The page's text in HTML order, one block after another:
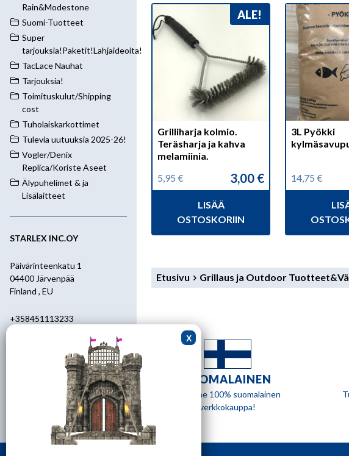
Rain&Modestone
Suomi-Tuotteet
Super
tarjouksia!Paketit!Lahjaideoita!
TacLace Nauhat
Tarjouksia!
Toimituskulut/Shipping
cost
Tuholaiskarkottimet
Tulevia uutuuksia 2025-26!
Vogler/Denix
Replica/Koriste Aseet
Älypuhelimet & ja
Lisälaitteet
STARLEX INC.OY
Päivärinteenkatu 1
04400 Järvenpää
Finland , EU
+358451113233
starlex@kolumbus.fi
Asiakaspalvelu
ark.klo 08.30-17.00
ALE!
Grilliharja kolmio.
Teräsharja ja kahva
melamiinia.
5,95 €
Alkuperäinen
5,95 €.
3,00 €
Nykyinen
3,00 €.
LISÄÄ
OSTOSKORIIN
3L Pyökki
14,75€
14,75 €.
Nykyinen
12,95 €.
Etusivu Grillaus ja Outdoor
SUOMALAINEN
Olemme 100% suomalainen
verkkokauppa!